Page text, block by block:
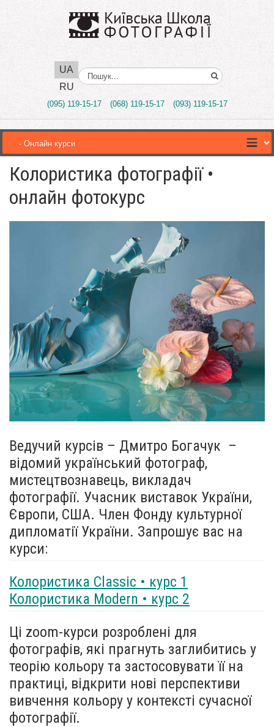
UA
RU
Поиск..
(095) 119-15-17 (068) 119-15-17 (093) 119-15-17
Колористика фотографії •
онлайн фотокурс
Ведучий курсів – Дмитро Богачук –
відомий український фотограф,
мистецтвознавець, викладач
фотографії. Учасник виставок України,
Європи, США. Член Фонду культурної
дипломатії України. Запрошує вас на
курси:
Колористика Classic • курс 1
Колористика Modern • курс 2
Ці zoom-курси розроблені для
фотографів, які прагнуть заглибитись у
теорію кольору та застосовувати її на
практиці, відкрити нові перспективи
вивчення кольору у контексті сучасної
фотографії.